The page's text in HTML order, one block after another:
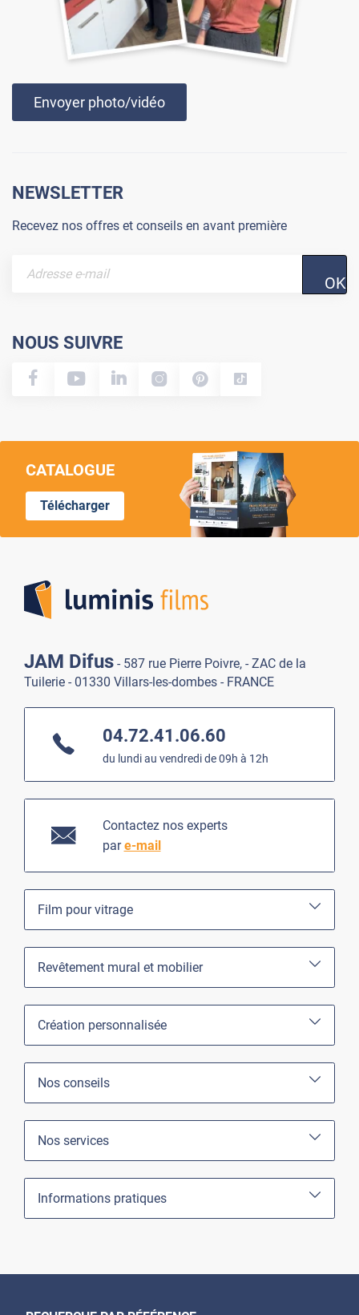
Envoyer photo/vidéo
NEWSLETTER
Recevez nos offres et conseils en avant première
OK
NOUS SUIVRE
CATALOGUE
Télécharger
JAM Difus - 587 rue Pierre Poivre, - ZAC de la
Tuilerie - 01330 Villars-les-dombes - FRANCE
04.72.41.06.60
du lundi au vendredi de 09h à 12h
Contactez nos experts
pare-mail
Film pour vitrage
Revêtement mural et mobilier
Création personnalisée
Nos conseils
Nos services
Informations pratiques